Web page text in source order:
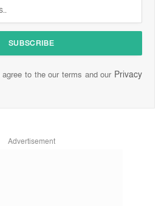
to the our terms and our Privacy
Advertisement